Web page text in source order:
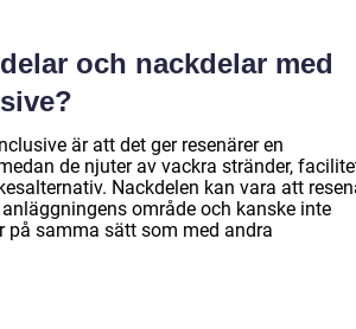
och nackdelar med
är att det ger resenärer en
de njuter av vackra stränder,
Nackdelen kan vara att
område och kanske inte
samma sätt som med andra